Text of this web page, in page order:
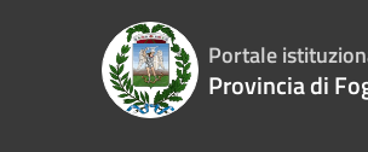
Portale
Provincia di